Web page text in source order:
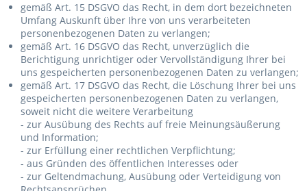
gemäß Art. 15 DSGVO das Recht, in dem dort bezeichneten
Umfang Auskunft über Ihre von uns verarbeiteten
personenbezogenen Daten zu verlangen;
gemäß Art. 16 DSGVO das Recht, unverzüglich die
Berichtigung unrichtiger oder Vervollständigung Ihrer bei
uns gespeicherten personenbezogenen Daten zu verlangen;
gemäß Art. 17 DSGVO das Recht, die Löschung Ihrer bei uns
gespeicherten personenbezogenen Daten zu verlangen,
soweit nicht die weitere Verarbeitung
- zur Ausübung des Rechts auf freie Meinungsäußerung
und Information;
- zur Erfüllung einer rechtlichen Verpflichtung;
- aus Gründen des öffentlichen Interesses oder
- zur Geltendmachung, Ausübung oder Verteidigung von